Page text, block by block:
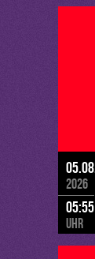
05.08.
2026
05:55
Uhr